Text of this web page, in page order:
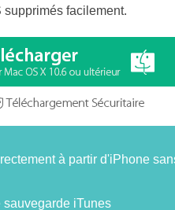
facilement.
à partir d'iPhone
sauvegarde iTunes